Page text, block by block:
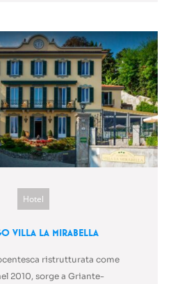
Hotel
Villa La Mirabella
ristrutturata come
2010, sorge a Griante-